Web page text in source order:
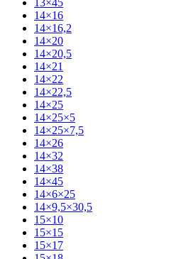
13×45
14×16
14×16,2
14×20
14×20,5
14×21
14×22
14×22,5
14×25
14×25×5
14×25×7,5
14×26
14×32
14×38
14×45
14×6×25
14×9,5×30,5
15×10
15×15
15×17